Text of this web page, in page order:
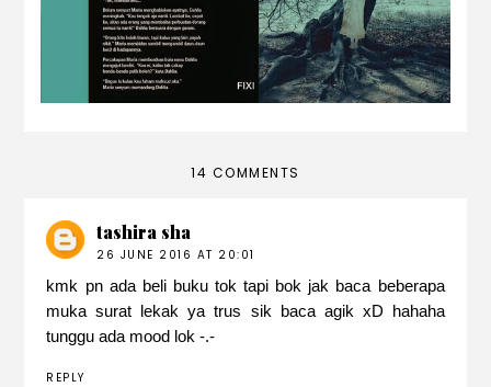
14 COMMENTS
tashira sha
26 JUNE 2016 AT 20:01
kmk pn ada beli buku tok tapi bok jak baca beberapa
muka surat lekak ya trus sik baca agik xD hahaha
tunggu ada mood lok -.-
REPLY